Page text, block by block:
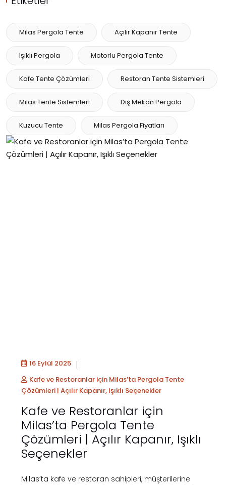
Milas Pergola Tente Açılır Kapanır Tente
Işıklı Pergola Motorlu Pergola Tente
Kafe Tente Çözümleri Restoran Tente Sistemleri
Milas Tente Sistemleri Dış Mekan Pergola
Kuzucu Tente Milas Pergola Fiyatları
16 Eylül 2025
Kafe ve Restoranlar için Milas’ta Pergola Tente
Çözümleri | Açılır Kapanır, Işıklı Seçenekler
Kafe ve Restoranlar için
Milas’ta Pergola Tente
Çözümleri | Açılır Kapanır, Işıklı
Seçenekler
Milas’ta kafe ve restoran sahipleri, müşterilerine